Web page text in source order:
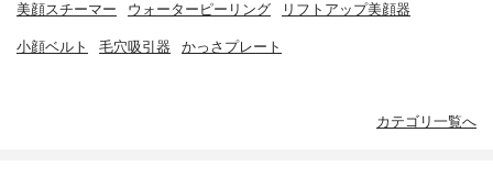
美顔スチーマー ウォーターピーリング リフトアップ美顔器
小顔ベルト 毛穴吸引器 かっさプレート
カテゴリ一覧へ